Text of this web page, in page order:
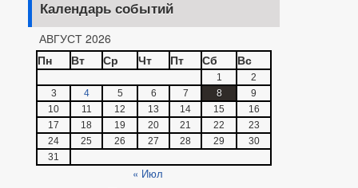
Календарь событий
АВГУСТ 2026
Пн
Вт Ср Чт Пт Сб Вс
1
2
3
4 5 6 7 8
9
10
11 12 13 14 15
16
17
18 19 20 21 22
23
24
25 26 27 28 29
30
31
« Июл